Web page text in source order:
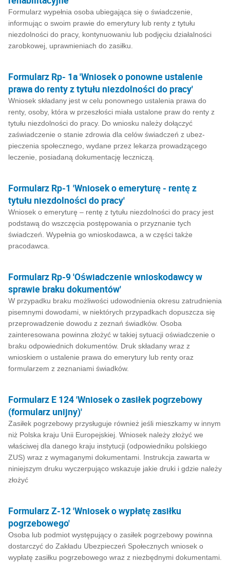
Formularz wypełnia osoba ubiegająca się o świadczenie,
informując o swoim prawie do emerytury lub renty z tytułu
niezdolności do pracy, kontynuowaniu lub podjęciu działalności
zarobkowej, uprawnieniach do zasiłku.
Formularz Rp- 1a 'Wniosek o ponowne ustalenie
prawa do renty z tytułu niezdolności do pracy'
Wniosek składany jest w celu ponownego ustalenia prawa do
renty, osoby, która w przeszłości miała ustalone praw do renty z
tytułu niezdolności do pracy. Do wniosku należy dołączyć
zaświadczenie o stanie zdrowia dla celów świadczeń z ubez­
pieczenia społecznego, wydane przez lekarza prowadzącego
leczenie, posiadaną dokumen­tację leczniczą.
Formularz Rp-1 'Wniosek o emeryturę - rentę z
tytułu niezdolności do pracy'
Wniosek o emeryturę – rentę z tytułu niezdolności do pracy jest
podstawą do wszczęcia postępowania o przyznanie tych
świadczeń. Wypełnia go wnioskodawca, a w części także
pracodawca.
Formularz Rp-9 'Oświadczenie wnioskodawcy w
sprawie braku dokumentów'
W przypadku braku możliwości udowodnienia okresu zatrudnienia
pisemnymi dowodami, w niektórych przypadkach dopuszcza się
przeprowadzenie dowodu z zeznań świadków. Osoba
zainteresowana powinna złożyć w takiej sytuacji oświadczenie o
braku odpowiednich dokumentów. Druk składany wraz z
wnioskiem o ustalenie prawa do emerytury lub renty oraz
formularzem z zeznaniami świadków.
Formularz E 124 'Wniosek o zasiłek pogrzebowy
(formularz unijny)'
Zasiłek pogrzebowy przysługuje również jeśli mieszkamy w innym
niż Polska kraju Unii Europejskiej. Wniosek należy złożyć we
właściwej dla danego kraju instytucji (odpowiedniku polskiego
ZUS) wraz z wymaganymi dokumentami. Instrukcja zawarta w
niniejszym druku wyczerpująco wskazuje jakie druki i gdzie należy
złożyć
Formularz Z-12 'Wniosek o wypłatę zasiłku
pogrzebowego'
Osoba lub podmiot występujący o zasiłek pogrzebowy powinna
dostarczyć do Zakładu Ubezpieczeń Społecznych wniosek o
wypłatę zasiłku pogrzebowego wraz z niezbędnymi dokumentami.